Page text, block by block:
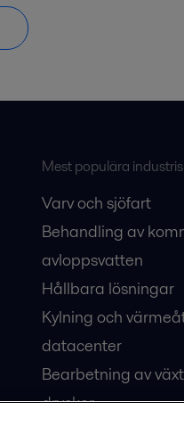
Mest populära
Varv och sjöfart
Behandling av
avloppsvatten
Hållbara lösningar
Kylning och
datacenter
Bearbetning av
drycker